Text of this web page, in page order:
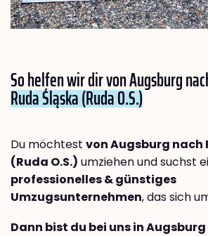
So helfen wir dir von Augsburg
Ruda Śląska (Ruda O.S.)
Du möchtest von Augsburg nach
(Ruda O.S.) umziehen und suchst
professionelles & günstiges
Umzugsunternehmen, das sich
Dann bist du bei uns in